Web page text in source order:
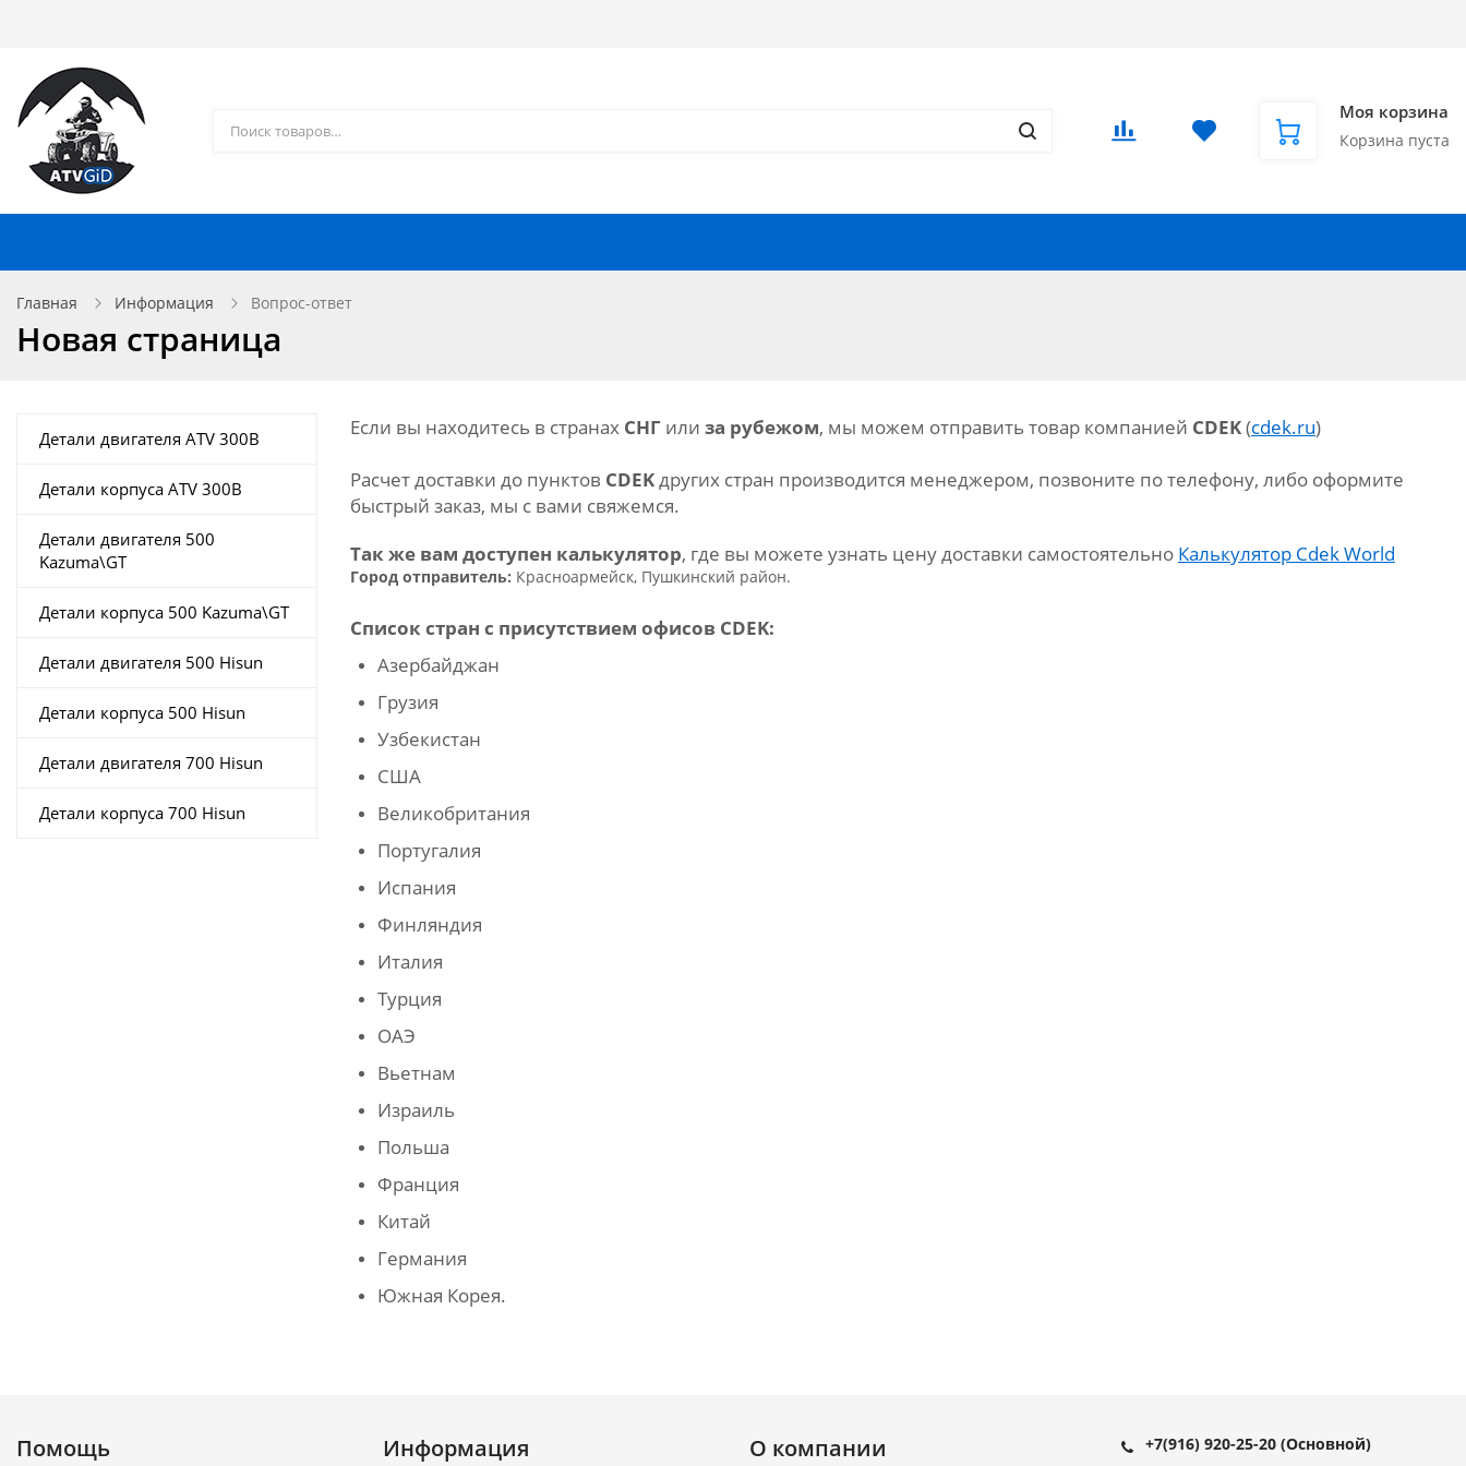
Моя корзина
Корзина пуста
Главная Информация Вопрос-ответ
Новая страница
Если вы находитесь в странах СНГили за рубежом, мы можем отправить товар компанией CDEK(cdek.ru)
Расчет доставки до пунктов CDEKдругих стран производится менеджером, позвоните по телефону, либо оформите
быстрый заказ, мы с вами свяжемся.
Так же вам доступен калькулятор, где вы можете узнать цену доставки самостоятельно Калькулятор Cdek World
Город отправитель: Красноармейск, Пушкинский район.
Список стран с присутствием офисов CDEK:
Азербайджан
Грузия
Узбекистан
США
Великобритания
Португалия
Испания
Финляндия
Италия
Турция
ОАЭ
Вьетнам
Израиль
Польша
Франция
Китай
Германия
Южная Корея.
Детали двигателя ATV 300B
Детали корпуса ATV 300B
Детали двигателя 500
Kazuma\GT
Детали корпуса 500 Kazuma\GT
Детали двигателя 500 Hisun
Детали корпуса 500 Hisun
Детали двигателя 700 Hisun
Детали корпуса 700 Hisun
Помощь Информация О компании +7(916) 920-25-20 (Основной)